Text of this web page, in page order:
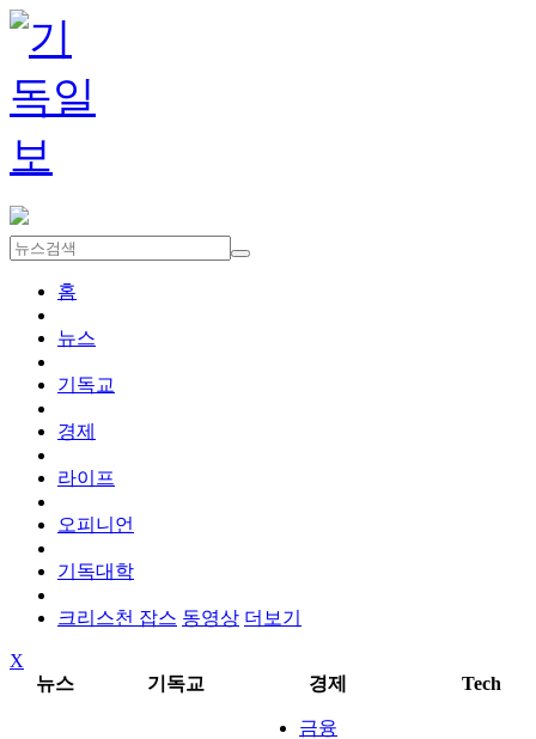
홈
뉴스
기독교
경제
라이프
오피니언
기독대학
크리스천 잡스 동영상 더보기
X
뉴스
기독교 경제 Tech
금융